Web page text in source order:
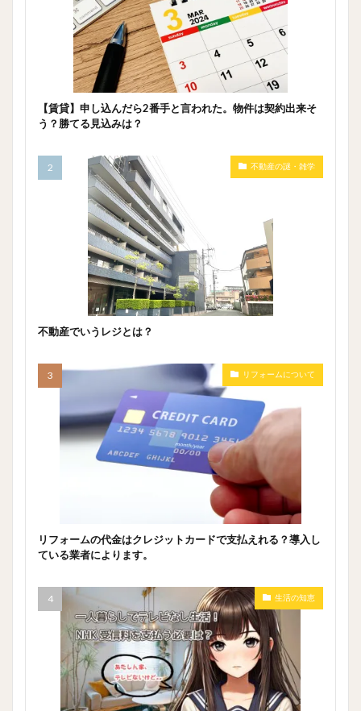
【賃貸】申し込んだら2番手と言われた。物件は契約出来そ
う？勝てる見込みは？
不動産の謎・雑学
不動産でいうレジとは？
リフォームについて
リフォームの代金はクレジットカードで支払えれる？導入し
ている業者によります。
生活の知恵